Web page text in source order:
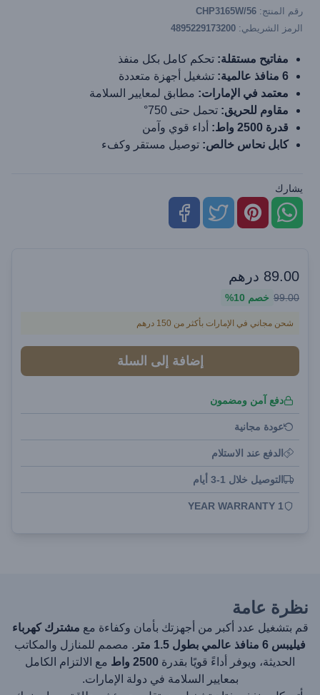
رقم المنتج: CHP3165W/56
الرمز الشريطي: 4895229173200
مفاتيح مستقلة: تحكم كامل بكل منفذ
6 منافذ عالمية:
تشغيل أجهزة متعددة
معتمد في الإمارات: مطابق لمعايير السلامة
مقاوم للحريق: تحمل حتى 750°
قدرة 2500 واط:
أداء قوي وآمن
كابل نحاس خالص: توصيل مستقر وكفء
يشارك
89.00 درهم
99.00 خصم 10%
شحن مجاني في الإمارات بأكثر من 150 درهم
إضافة إلى السلة
دفع آمن ومضمون
عودة مجانية
الدفع عند الاستلام
التوصيل خلال 1-3 أيام
1 YEAR WARRANTY
نظرة عامة
قم بتشغيل عدد أكبر من أجهزتك بأمان وكفاءة مع مشترك كهرباء
فيليبس 6 منافذ عالمي بطول 1.5 متر
. مصمم للمنازل والمكاتب
الحديثة، ويوفر أداءً قويًا بقدرة 2500 واط
مع الالتزام الكامل
بمعايير السلامة في دولة الإمارات.